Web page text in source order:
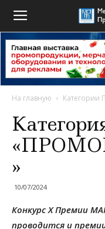
На главную Категории
»
10/07/2024
Конкурс X Премии
проводится и